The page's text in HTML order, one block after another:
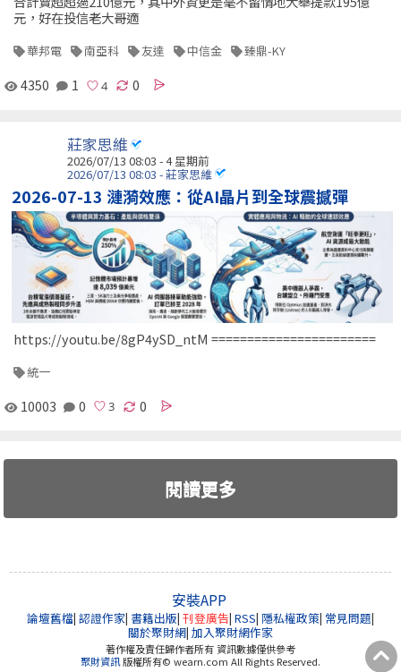
元，好在投信老大哥適
華邦電 南亞科 友達 中信金 臻鼎-KY
4350 1 0
莊家思維
2026/07/13 08:03 - 4 星期前
2026/07/13 08:03 - 莊家思維
2026-07-13 漣漪效應：從AI晶片到全球震撼彈
https://youtu.be/8gP4ySD_ntM =======================
統一
10003 0 0
閱讀更多
安裝APP
論壇舊檔| 認證作家| 書籍出版| 刊登廣告| RSS| 隱私權政策| 常見問題|
關於聚財網| 加入聚財網作家
著作權及責任歸作者所有 資訊數據僅供參考
聚財資訊版權所有© wearn.com All Rights Reserved.